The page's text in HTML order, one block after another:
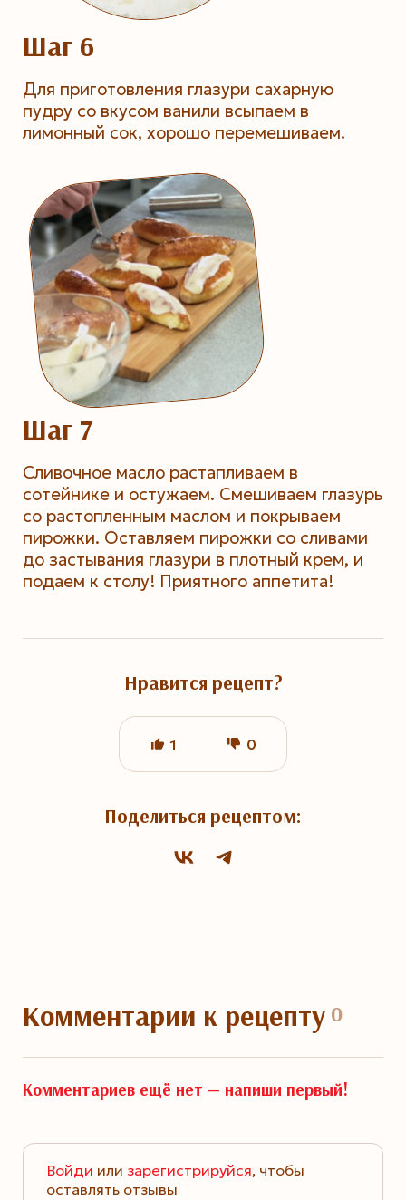
Шаг 6
Для приготовления глазури сахарную
пудру со вкусом ванили всыпаем в
лимонный сок, хорошо перемешиваем.
Шаг 7
Сливочное масло растапливаем в
сотейнике и остужаем. Смешиваем глазурь
со растопленным маслом и покрываем
пирожки. Оставляем пирожки со сливами
до застывания глазури в плотный крем, и
подаем к столу! Приятного аппетита!
Нравится рецепт?
1 0
Поделиться рецептом:
Комментарии к рецепту0
Комментариев ещё нет — напиши первый!
Войди или зарегистрируйся, чтобы
оставлять отзывы